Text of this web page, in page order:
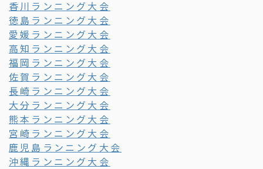
香川ランニング大会
徳島ランニング大会
愛媛ランニング大会
高知ランニング大会
福岡ランニング大会
佐賀ランニング大会
長崎ランニング大会
大分ランニング大会
熊本ランニング大会
宮崎ランニング大会
鹿児島ランニング大会
沖縄ランニング大会